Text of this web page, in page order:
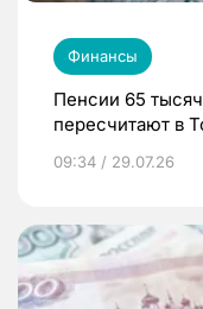
Финансы
Пенсии 65
пересчитают в
09:34 / 29.07.26